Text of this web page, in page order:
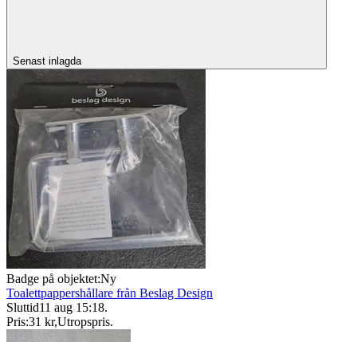
Senast inlagda
Badge på objektet:Ny
Toalettpappershållare från Beslag Design
Sluttid11 aug 15:18.
Pris:31 kr,Utropspris.